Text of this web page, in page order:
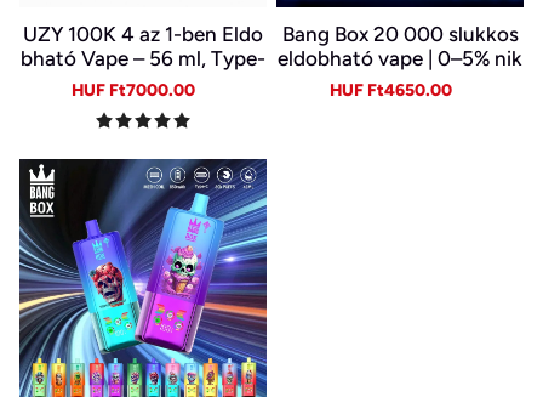
UZY 100K 4 az 1-ben Eldo
bható Vape – 56 ml, Type-
C, LED kijelző | 4 Íz Egy Ké
szülékben
Sale
HUF Ft7000.00
Bang Box 20 000 slukkos
eldobható vape | 0–5% nik
otin | újratölthető, Type-C
Sale
HUF Ft4650.00